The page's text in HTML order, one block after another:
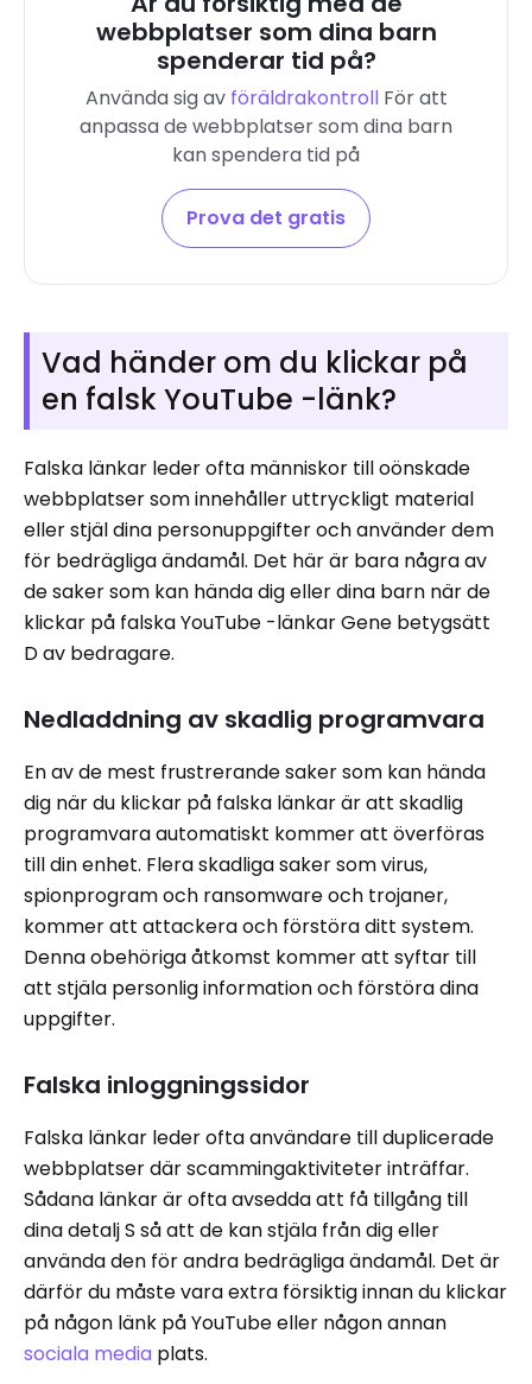
webbplatser som dina barn
spenderar tid på?
Använda sig av föräldrakontrollFör att
anpassa de webbplatser som dina barn
kan spendera tid på
Prova det gratis
Vad händer om du klickar på
en falsk YouTube -länk?
Falska länkar leder ofta människor till oönskade
webbplatser som innehåller uttryckligt material
eller stjäl dina personuppgifter och använder dem
för bedrägliga ändamål. Det här är bara några av
de saker som kan hända dig eller dina barn när de
klickar på falska YouTube -länkar Gene betygsätt
D av bedragare.
Nedladdning av skadlig programvara
En av de mest frustrerande saker som kan hända
dig när du klickar på falska länkar är att skadlig
programvara automatiskt kommer att överföras
till din enhet. Flera skadliga saker som virus,
spionprogram och ransomware och trojaner,
kommer att attackera och förstöra ditt system.
Denna obehöriga åtkomst kommer att syftar till
att stjäla personlig information och förstöra dina
uppgifter.
Falska inloggningssidor
Falska länkar leder ofta användare till duplicerade
webbplatser där scammingaktiviteter inträffar.
Sådana länkar är ofta avsedda att få tillgång till
dina detalj S så att de kan stjäla från dig eller
använda den för andra bedrägliga ändamål. Det är
därför du måste vara extra försiktig innan du klickar
på någon länk på YouTube eller någon annan
sociala media plats.